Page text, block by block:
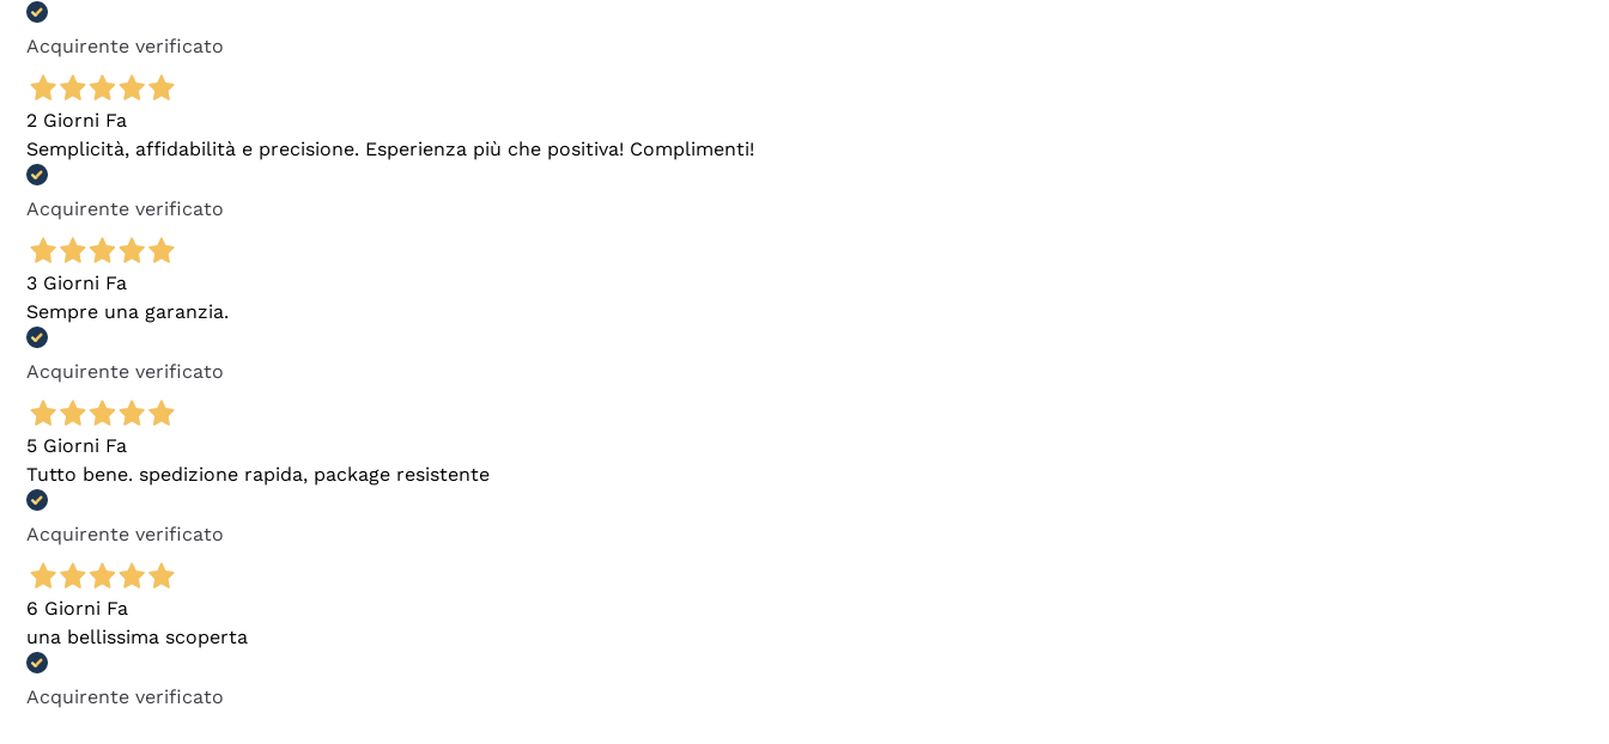
Acquirente verificato
2 Giorni Fa
Semplicità, affidabilità e precisione. Esperienza più che positiva! Complimenti!
Acquirente verificato
3 Giorni Fa
Sempre una garanzia.
Acquirente verificato
5 Giorni Fa
Tutto bene. spedizione rapida, package resistente
Acquirente verificato
6 Giorni Fa
una bellissima scoperta
Acquirente verificato